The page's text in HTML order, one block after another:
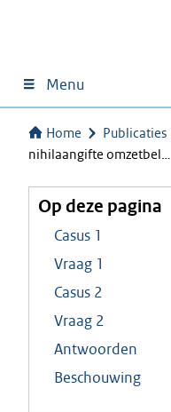
Menu
Home Publicaties
nihilaangifte omzetbel…
Op deze pagina
Casus 1
Vraag 1
Casus 2
Vraag 2
Antwoorden
Beschouwing